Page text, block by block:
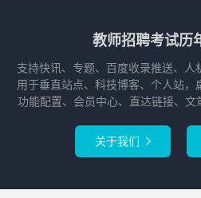
教师招聘考试历
支持快讯、专题、百度收录推送、
用于垂直站点、科技博客、个人站，
功能配置、会员中心、直达链接、
关于我们 